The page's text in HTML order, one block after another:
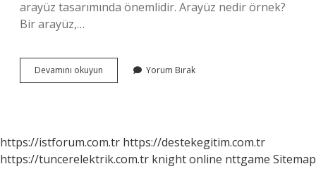
arayüz tasarımında önemlidir. Arayüz nedir örnek?
Bir arayüz,…
Devamını okuyun Kullanıcı
Arayüzü
Yorum Bırak
https://istforum.com.tr https://destekegitim.com.tr
https://tuncerelektrik.com.tr knight online nttgame Sitemap